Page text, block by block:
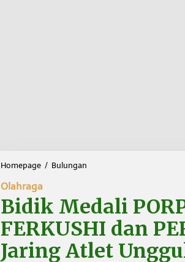
Homepage / Bulungan
k
M
e
d
Olahraga
Bidik Medali
FERKUSHI dan
Jaring Atlet